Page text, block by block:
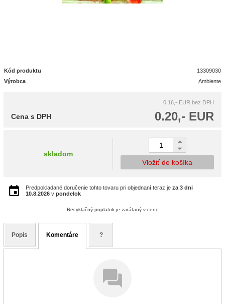
Kód produktu
13309030
Výrobca
Ambiente
0.16,- EUR bez DPH
0.20,- EUR
Cena s DPH
skladom
Vložiť do košíka
Predpokladané doručenie tohto tovaru pri objednaní teraz je za 3 dni
10.8.2026 v pondelok
Recyklačný poplatok je zarátaný v cene
Popis Komentáre ?